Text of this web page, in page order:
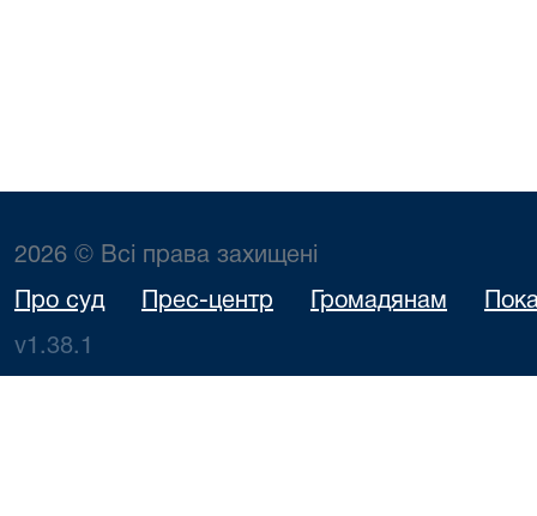
2026 © Всі права захищені
Про суд Прес-центр Громадянам
v1.38.1